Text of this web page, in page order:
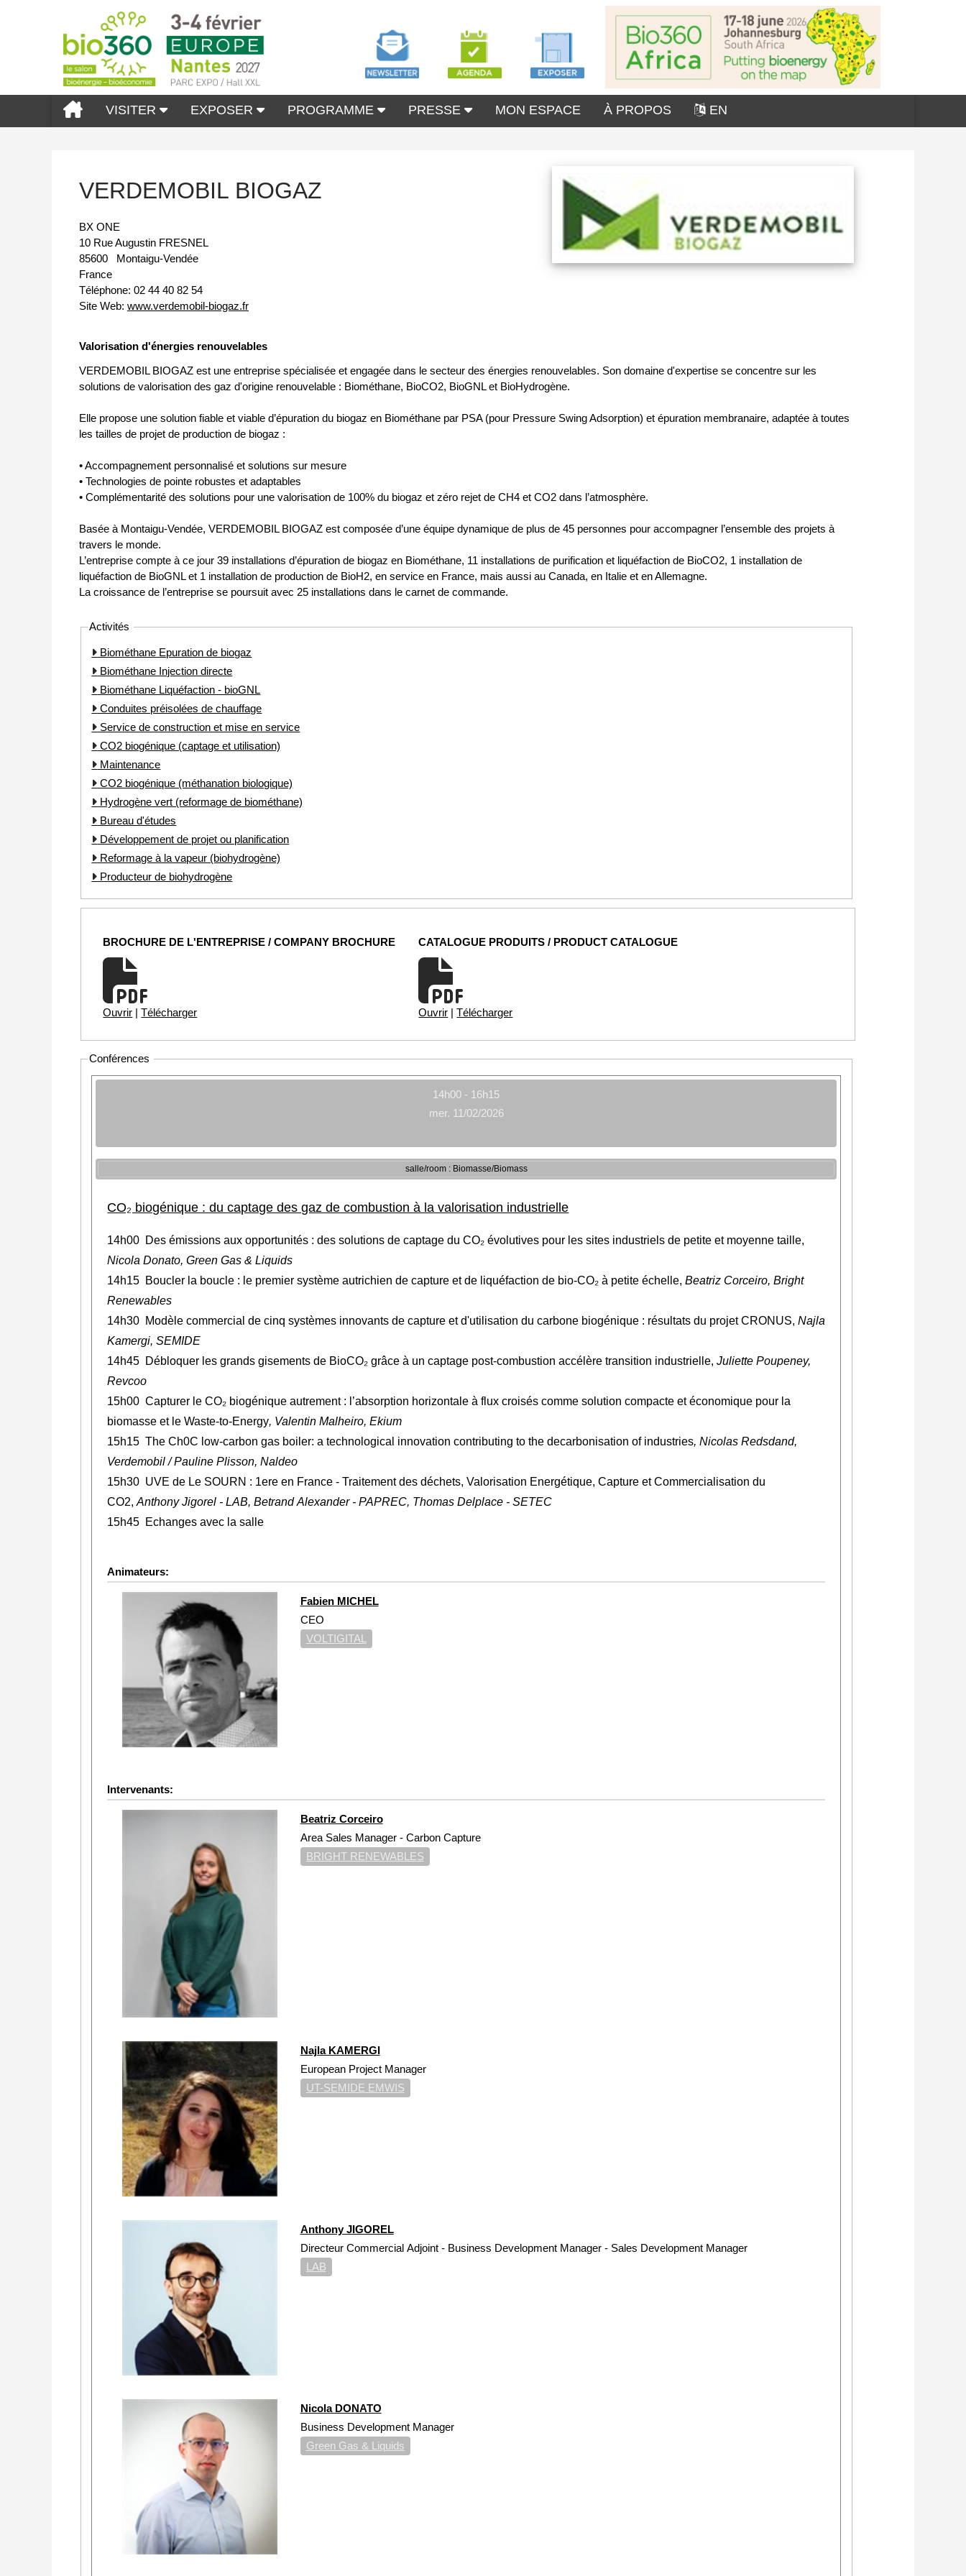
VISITER EXPOSER PROGRAMME PRESSE MON ESPACE À PROPOS EN
VERDEMOBIL BIOGAZ
BX ONE
10 Rue Augustin FRESNEL
85600
Montaigu-Vendée
France
Téléphone: 02 44 40 82 54
Site Web: www.verdemobil-biogaz.fr
Valorisation d'énergies renouvelables
VERDEMOBIL BIOGAZ est une entreprise spécialisée et engagée dans le secteur des énergies renouvelables. Son domaine d'expertise se concentre sur les
solutions de valorisation des gaz d'origine renouvelable : Biométhane, BioCO2, BioGNL et BioHydrogène.
Elle propose une solution fiable et viable d’épuration du biogaz en Biométhane par PSA (pour Pressure Swing Adsorption) et épuration membranaire, adaptée à toutes
les tailles de projet de production de biogaz :
• Accompagnement personnalisé et solutions sur mesure
• Technologies de pointe robustes et adaptables
• Complémentarité des solutions pour une valorisation de 100% du biogaz et zéro rejet de CH4 et CO2 dans l’atmosphère.
Basée à Montaigu-Vendée, VERDEMOBIL BIOGAZ est composée d’une équipe dynamique de plus de 45 personnes pour accompagner l’ensemble des projets à
travers le monde.
L’entreprise compte à ce jour 39 installations d’épuration de biogaz en Biométhane, 11 installations de purification et liquéfaction de BioCO2, 1 installation de
liquéfaction de BioGNL et 1 installation de production de BioH2, en service en France, mais aussi au Canada, en Italie et en Allemagne.
La croissance de l’entreprise se poursuit avec 25 installations dans le carnet de commande.
Activités
Biométhane Epuration de biogaz
Biométhane Injection directe
Biométhane Liquéfaction - bioGNL
Conduites préisolées de chauffage
Service de construction et mise en service
CO2 biogénique (captage et utilisation)
Maintenance
CO2 biogénique (méthanation biologique)
Hydrogène vert (reformage de biométhane)
Bureau d'études
Développement de projet ou planification
Reformage à la vapeur (biohydrogène)
Producteur de biohydrogène
BROCHURE DE L'ENTREPRISE / COMPANY BROCHURE
Ouvrir | Télécharger
CATALOGUE PRODUITS / PRODUCT CATALOGUE
Ouvrir | Télécharger
Conférences
14h00 - 16h15
mer. 11/02/2026
salle/room : Biomasse/Biomass
CO₂ biogénique : du captage des gaz de combustion à la valorisation industrielle
14h00 Des émissions aux opportunités : des solutions de captage du CO₂ évolutives pour les sites industriels de petite et moyenne taille,
Nicola Donato, Green Gas & Liquids
14h15 Boucler la boucle : le premier système autrichien de capture et de liquéfaction de bio-CO₂ à petite échelle,Beatriz Corceiro, Bright
Renewables
14h30 Modèle commercial de cinq systèmes innovants de capture et d'utilisation du carbone biogénique : résultats du projet CRONUS,Najla
Kamergi, SEMIDE
14h45 Débloquer les grands gisements de BioCO₂ grâce à un captage post‑combustion accélère transition industrielle,Juliette Poupeney,
Revcoo
15h00 Capturer le CO₂ biogénique autrement : l’absorption horizontale à flux croisés comme solution compacte et économique pour la
biomasse et le Waste-to-Energy, Valentin Malheiro, Ekium
15h15 The Ch0C low-carbon gas boiler: a technological innovation contributing to the decarbonisation of industries, Nicolas Redsdand,
Verdemobil /Pauline Plisson, Naldeo
15h30 UVE de Le SOURN : 1ere en France - Traitement des déchets, Valorisation Energétique, Capture et Commercialisation du
CO2,Anthony Jigorel - LAB, Betrand Alexander - PAPREC, Thomas Delplace - SETEC
15h45 Echanges avec la salle
Animateurs:
Fabien MICHEL
CEO
VOLTIGITAL
Intervenants:
Beatriz Corceiro
Area Sales Manager - Carbon Capture
BRIGHT RENEWABLES
Najla KAMERGI
European Project Manager
UT-SEMIDE EMWIS
Anthony JIGOREL
Directeur Commercial Adjoint - Business Development Manager - Sales Development Manager
LAB
Nicola DONATO
Business Development Manager
Green Gas & Liquids